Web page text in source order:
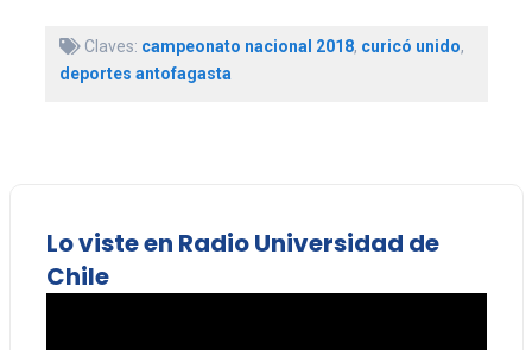
Claves: campeonato nacional 2018, curicó unido,
deportes antofagasta
Lo viste en Radio Universidad de
Chile